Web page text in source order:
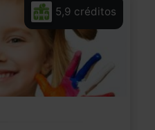
5,9 créditos